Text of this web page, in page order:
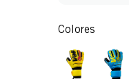
Colores